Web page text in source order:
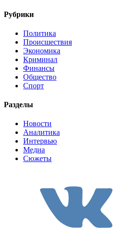
Рубрики
Политика
Происшествия
Экономика
Криминал
Финансы
Общество
Спорт
Разделы
Новости
Аналитика
Интервью
Медиа
Сюжеты